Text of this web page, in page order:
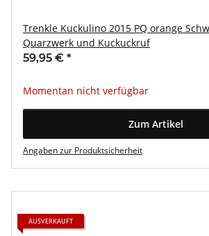
Trenkle Kuckulino 2015 PQ orange
Quarzwerk und Kuckuckruf
59,95 € *
Momentan nicht verfügbar
Zum Artikel
Angaben zur Produktsicherheit
AUSVERKAUFT